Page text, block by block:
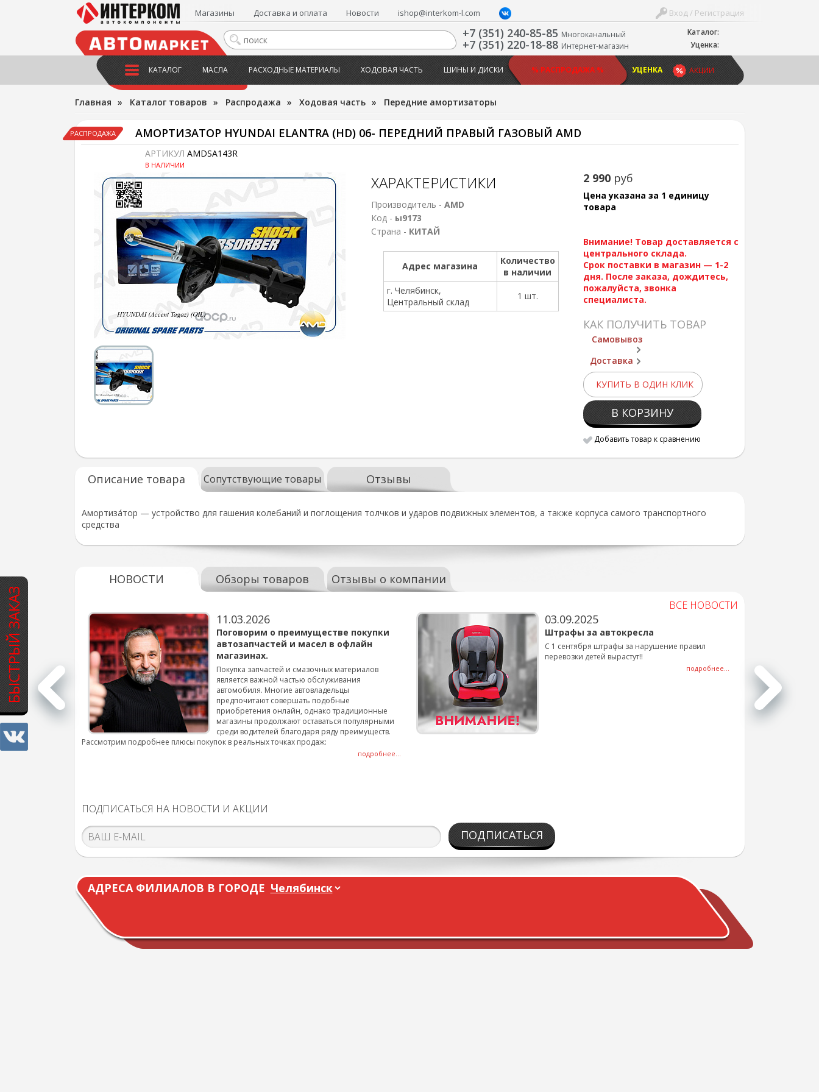
БЫСТРЫЙ ЗАКАЗ
Каталог:
Уценка:
Вход / Регистрация
Магазины Доставка и оплата Новости ishop@interkom-l.com
+7 (351) 240-85-85 Многоканальный
+7 (351) 220-18-88 Интернет-магазин
АКЦИИ
КАТАЛОГ МАСЛА РАСХОДНЫЕ МАТЕРИАЛЫ ХОДОВАЯ ЧАСТЬ ШИНЫ И ДИСКИ % РАСПРОДАЖА % УЦЕНКА
Главная » Каталог товаров » Распродажа » Ходовая часть » Передние амортизаторы
РАСПРОДАЖА АМОРТИЗАТОР HYUNDAI ELANTRA (HD) 06- ПЕРЕДНИЙ ПРАВЫЙ ГАЗОВЫЙ AMD
АРТИКУЛ AMDSA143R
В НАЛИЧИИ
2 990 руб
Цена указана за 1 единицу
товара
Внимание! Товар доставляется с
центрального склада.
Срок поставки в магазин — 1-2
дня. После заказа, дождитесь,
пожалуйста, звонка
специалиста.
КАК ПОЛУЧИТЬ ТОВАР
Самовывоз
Доставка
КУПИТЬ В ОДИН КЛИК
В КОРЗИНУ
Добавить товар к сравнению
ХАРАКТЕРИСТИКИ
Производитель - AMD
Код - ы9173
Страна - КИТАЙ
Адрес магазина
Количество
в наличии
г. Челябинск,
Центральный склад
1 шт.
Описание товара Сопутствующие товары Отзывы
Амортиза́тор — устройство для гашения колебаний и поглощения толчков и ударов подвижных элементов, а также корпуса самого транспортного
средства
НОВОСТИ Обзоры товаров Отзывы о компании
ВСЕ НОВОСТИ
для
смены шин на
подробнее...
11.03.2026
Поговорим о преимуществе покупки
автозапчастей и масел в офлайн
магазинах.
Покупка запчастей и смазочных материалов
является важной частью обслуживания
автомобиля. Многие автовладельцы
предпочитают совершать подобные
приобретения онлайн, однако традиционные
магазины продолжают оставаться популярными
среди водителей благодаря ряду преимуществ.
Рассмотрим подробнее плюсы покупок в реальных точках продаж:
подробнее...
03.09.2025
Штрафы за автокресла
С 1 сентября штрафы за нарушение правил
перевозки детей вырастут!!
подробнее...
ПОДПИСАТЬСЯ НА НОВОСТИ И АКЦИИ
ПОДПИСАТЬСЯ
АДРЕСА ФИЛИАЛОВ В ГОРОДЕ